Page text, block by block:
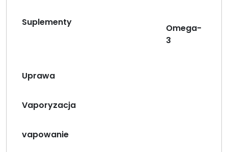
Suplementy
Omega-
3
Uprawa
Vaporyzacja
vapowanie